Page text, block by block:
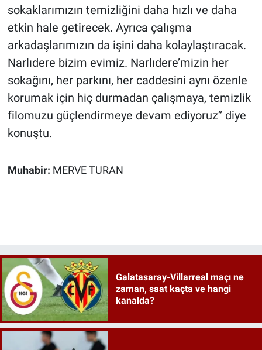
sokaklarımızın temizliğini daha hızlı ve daha
etkin hale getirecek. Ayrıca çalışma
arkadaşlarımızın da işini daha kolaylaştıracak.
Narlıdere bizim evimiz. Narlıdere’mizin her
sokağını, her parkını, her caddesini aynı özenle
korumak için hiç durmadan çalışmaya, temizlik
filomuzu güçlendirmeye devam ediyoruz” diye
konuştu.
Muhabir: MERVE TURAN
Galatasaray-Villarreal maçı ne
zaman, saat kaçta ve hangi
kanalda?